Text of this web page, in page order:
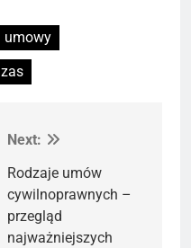
umowy
zas
Next:
Rodzaje umów
cywilnoprawnych –
przegląd
najważniejszych